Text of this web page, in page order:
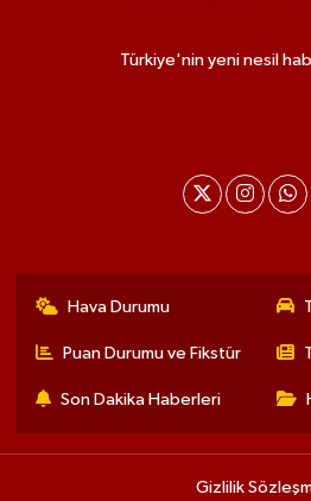
Türkiye'nin yeni nesil
Hava Durumu
Puan Durumu ve Fikstür
Son Dakika Haberleri
Gizlilik